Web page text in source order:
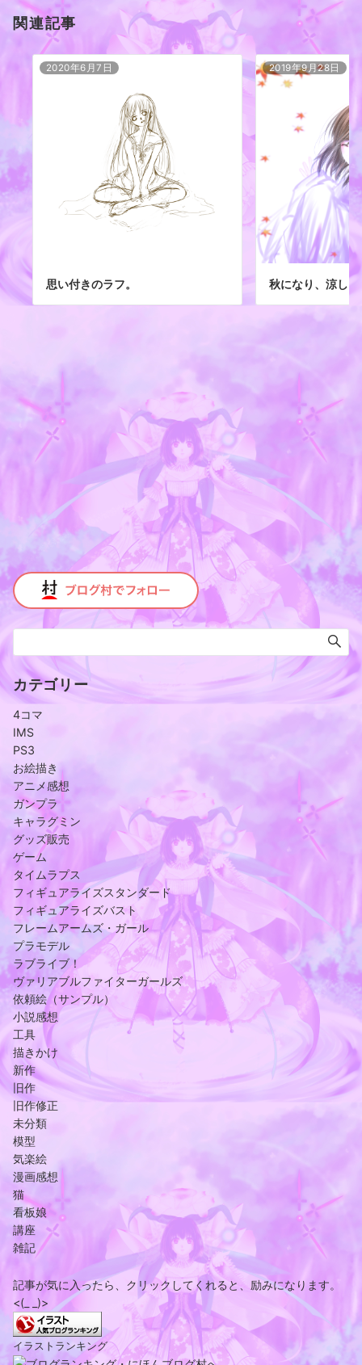
関連記事
2020年6月7日
思い付きのラフ。
2019年9月28日
秋になり、涼し
カテゴリー
4コマ
IMS
PS3
お絵描き
アニメ感想
ガンプラ
キャラグミン
グッズ販売
ゲーム
タイムラプス
フィギュアライズスタンダード
フィギュアライズバスト
フレームアームズ・ガール
プラモデル
ラブライブ！
ヴァリアブルファイターガールズ
依頼絵（サンプル）
小説感想
工具
描きかけ
新作
旧作
旧作修正
未分類
模型
気楽絵
漫画感想
猫
看板娘
講座
雑記
記事が気に入ったら、クリックしてくれると、励みになります。
<(_ _)>
イラストランキング